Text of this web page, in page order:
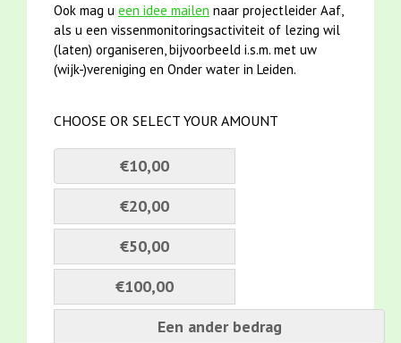
Ook mag u een idee mailen naar projectleider Aaf,
als u een vissenmonitoringsactiviteit of lezing wil
(laten) organiseren, bijvoorbeeld i.s.m. met uw
(wijk-)vereniging en Onder water in Leiden.
CHOOSE OR SELECT YOUR AMOUNT
€10,00
€20,00
€50,00
€100,00
Een ander bedrag